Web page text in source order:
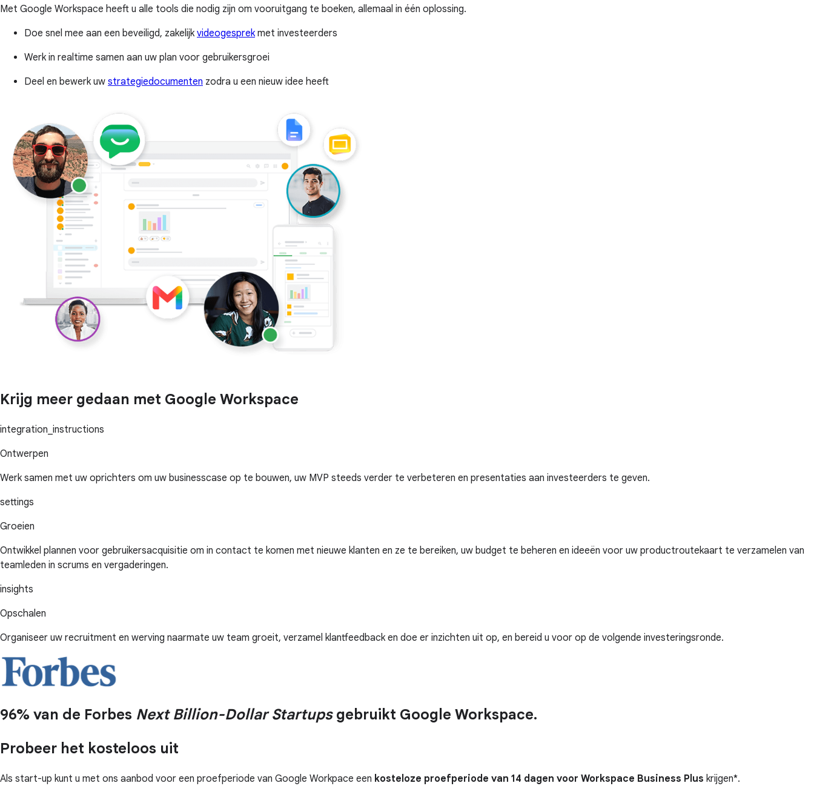
Met Google Workspace heeft u alle tools die nodig zijn om vooruitgang te boeken, allemaal in één oplossing.
Doe snel mee aan een beveiligd, zakelijk videogesprekmet investeerders
Werk in realtime samen aan uw plan voor gebruikersgroei
Deel en bewerk uw strategiedocumenten zodra u een nieuw idee heeft
Krijg meer gedaan met Google Workspace
integration_instructions
Ontwerpen
Werk samen met uw oprichters om uw businesscase op te bouwen, uw MVP steeds verder te verbeteren en presentaties aan investeerders te geven.
settings
Groeien
Ontwikkel plannen voor gebruikersacquisitie om in contact te komen met nieuwe klanten en ze te bereiken, uw budget te beheren en ideeën voor uw productroutekaart te verzamelen van
teamleden in scrums en vergaderingen.
insights
Opschalen
Organiseer uw recruitment en werving naarmate uw team groeit, verzamel klantfeedback en doe er inzichten uit op, en bereid u voor op de volgende investeringsronde.
96% van de Forbes Next Billion-Dollar Startupsgebruikt Google Workspace.
Probeer het kosteloos uit
Als start-up kunt u met ons aanbod voor een proefperiode van Google Workpace een kosteloze proefperiode van 14 dagen voor Workspace Business Plus krijgen*.